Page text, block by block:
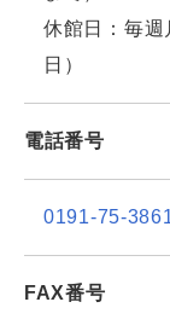
休館日：毎週
日）
電話番号
0191-75-
FAX番号